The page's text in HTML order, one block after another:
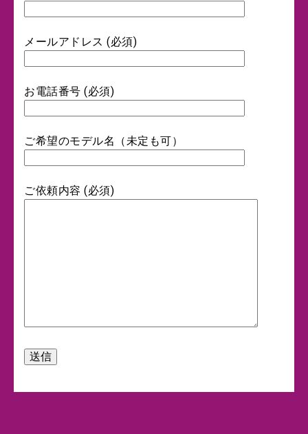
メールアドレス (必須)
お電話番号 (必須)
ご希望のモデル名（未定も可）
ご依頼内容 (必須)